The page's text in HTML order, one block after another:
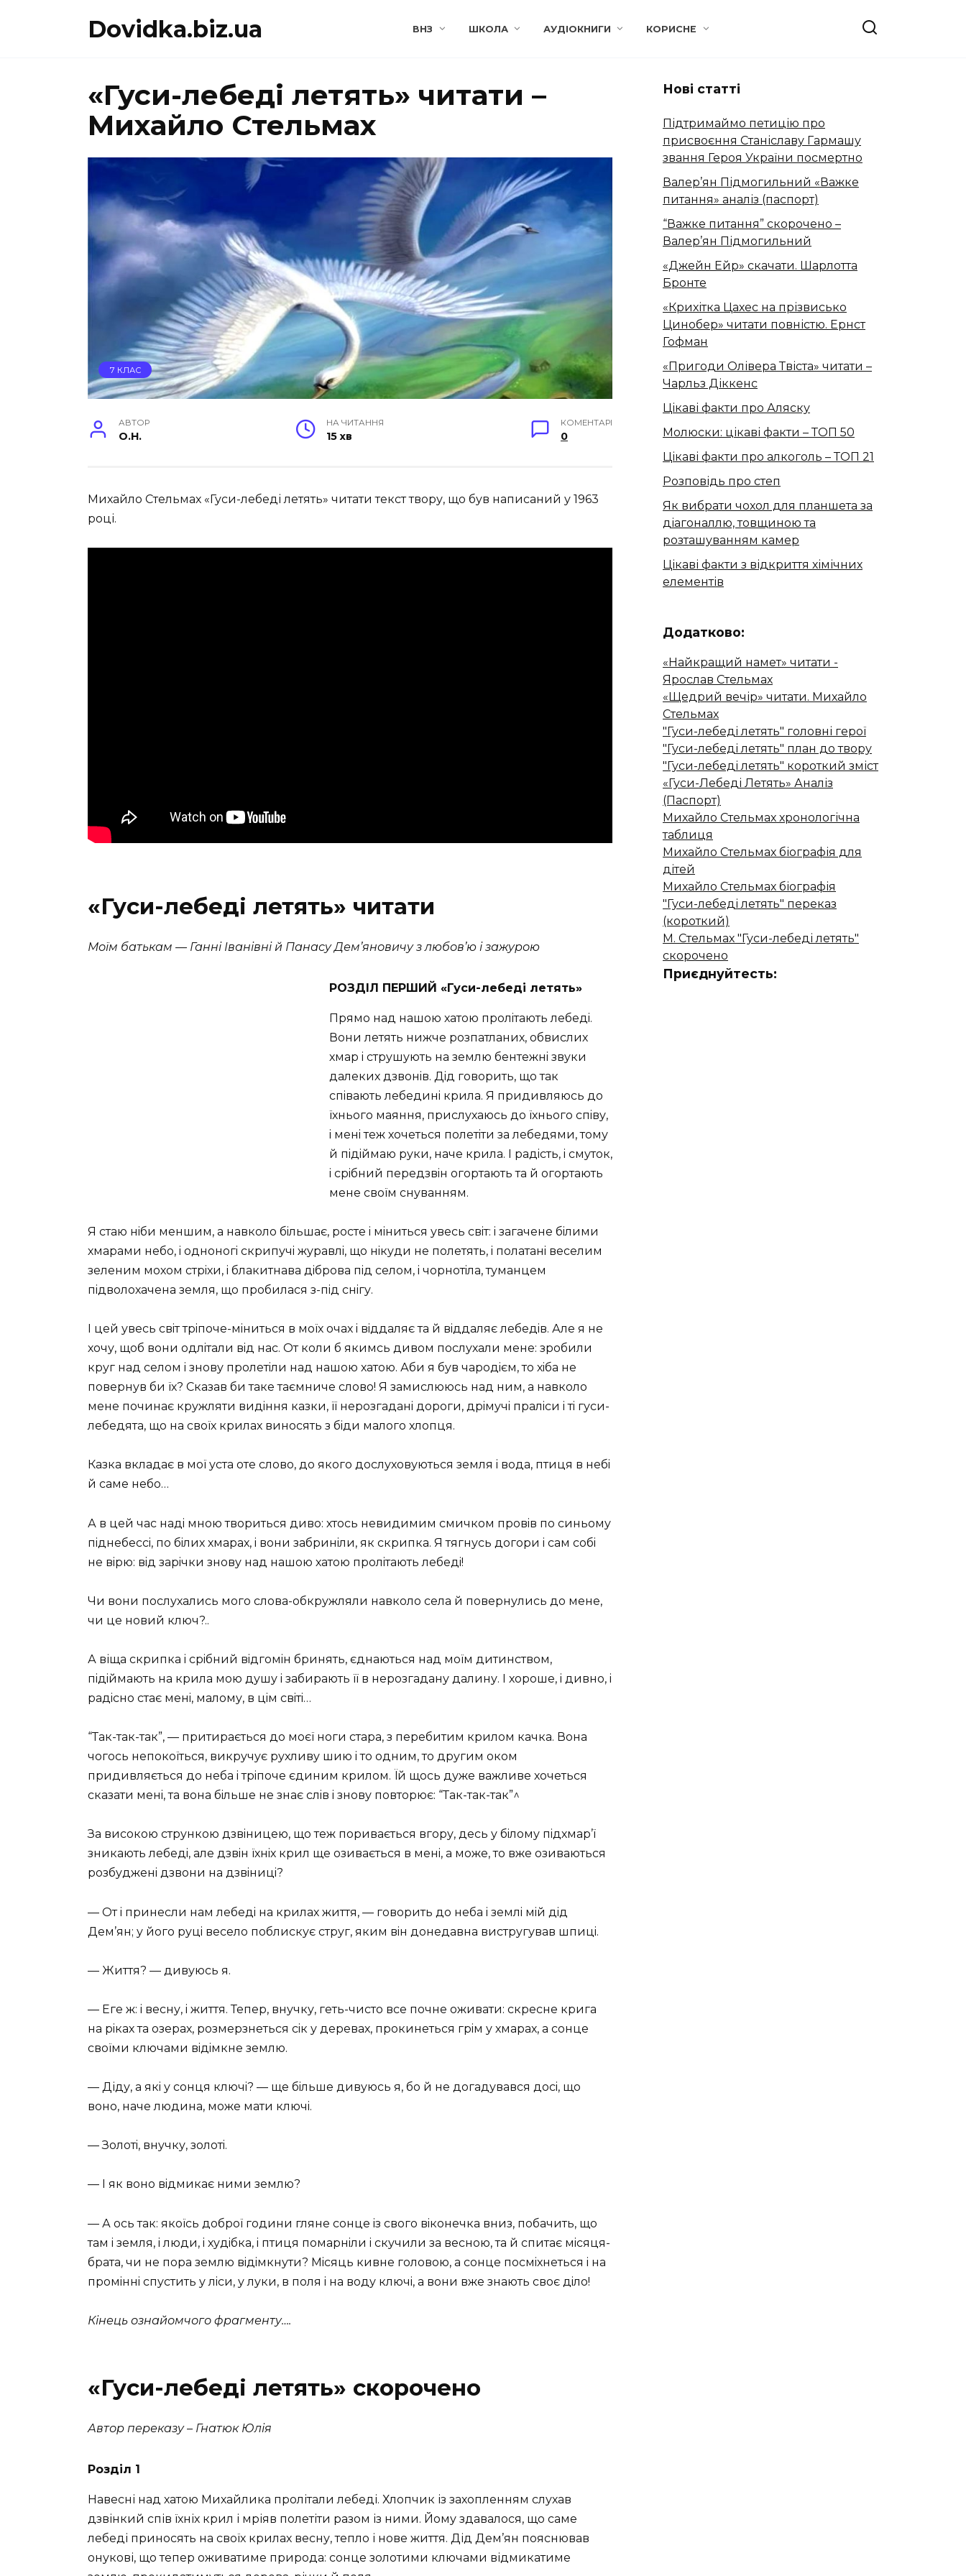
Dovidka.biz.ua ВНЗ ШКОЛА АУДІОКНИГИ КОРИСНЕ
«Гуси-лебеді летять» читати –
Михайло Стельмах
7 КЛАС
АВТОР
O.H.
НА ЧИТАННЯ
15 хв
КОМЕНТАРІ
0
Михайло Стельмах «Гуси-лебеді летять» читати текст твору, що був написаний у 1963
році.
«Гуси-лебеді летять» читати
Моїм батькам — Ганнi Iванiвнiй Панасу Дем’яновичу з любов’ю i зажурою
РОЗДIЛ ПЕРШИЙ «Гуси-лебеді летять»
Прямо над нашою хатою пролiтають лебедi.
Вони летять нижче розпатланих, обвислих
хмар i струшують на землю бентежнi звуки
далеких дзвонiв. Дiд говорить, що так
спiвають лебединi крила. Я придивляюсь до
їхнього маяння, прислухаюсь до їхнього спiву,
i менi теж хочеться полетiти за лебедями, тому
й пiдiймаю руки, наче крила. I радiсть, i смуток,
i срiбний передзвiн огортають та й огортають
мене своїм снуванням.
Я стаю нiби меншим, а навколо бiльшає, росте i мiниться увесь свiт: i загачене бiлими
хмарами небо, i одноногi скрипучi журавлi, що нiкуди не полетять, i полатанi веселим
зеленим мохом стрiхи, i блакитнава дiброва пiд селом, i чорнотiла, туманцем
пiдволохачена земля, що пробилася з-пiд снiгу.
I цей увесь свiт трiпоче-мiниться в моїх очах i вiддаляє та й вiддаляє лебедiв. Але я не
хочу, щоб вони одлiтали вiд нас. От коли б якимсь дивом послухали мене: зробили
круг над селом i знову пролетiли над нашою хатою. Аби я був чародiєм, то хiба не
повернув би їх? Сказав би таке таємниче слово! Я замислююсь над ним, а навколо
мене починає кружляти видiння казки, її нерозгаданi дороги, дрiмучi пралiси i тi гуси-
лебедята, що на своїх крилах виносять з бiди малого хлопця.
Казка вкладає в мої уста оте слово, до якого дослуховуються земля i вода, птиця в небi
й саме небо…
А в цей час надi мною твориться диво: хтось невидимим смичком провiв по синьому
пiднебессi, по бiлих хмарах, i вони забринiли, як скрипка. Я тягнусь догори i сам собi
не вiрю: вiд зарiчки знову над нашою хатою пролiтають лебедi!
Чи вони послухались мого слова-обкружляли навколо села й повернулись до мене,
чи це новий ключ?..
А віща скрипка i срiбний вiдгомiн бринять, єднаються над моїм дитинством,
пiдiймають на крила мою душу i забирають її в нерозгадану далину. I хороше, i дивно, i
радiсно стає менi, малому, в цiм свiтi…
“Так-так-так”, — притирається до моєї ноги стара, з перебитим крилом качка. Вона
чогось непокоїться, викручує рухливу шию i то одним, то другим оком
придивляється до неба i трiпоче єдиним крилом. Їй щось дуже важливе хочеться
сказати менi, та вона бiльше не знає слiв i знову повторює: “Так-так-так”^
За високою стрункою дзвiницею, що теж поривається вгору, десь у бiлому пiдхмар’ї
зникають лебедi, але дзвiн їхнiх крил ще озивається в менi, а може, то вже озиваються
розбудженi дзвони на дзвiницi?
— От i принесли нам лебедi на крилах життя, — говорить до неба i землi мiй дiд
Дем’ян; у його руцi весело поблискує струг, яким вiн донедавна вистругував шпицi.
— Життя? — дивуюсь я.
— Еге ж: i весну, i життя. Тепер, внучку, геть-чисто все почне оживати: скресне крига
на рiках та озерах, розмерзнеться сiк у деревах, прокинеться грiм у хмарах, а сонце
своїми ключами вiдiмкне землю.
— Діду, а якi у сонця ключi? — ще бiльше дивуюсь я, бо й не догадувався досi, що
воно, наче людина, може мати ключi.
— Золотi, внучку, золотi.
— I як воно вiдмикає ними землю?
— А ось так: якоїсь доброї години гляне сонце iз свого вiконечка вниз, побачить, що
там i земля, i люди, i худiбка, i птиця помарнiли i скучили за весною, та й спитає мiсяця-
брата, чи не пора землю вiдiмкнути? Мiсяць кивне головою, а сонце посмiхнеться i на
промiннi спустить у лiси, у луки, в поля i на воду ключi, а вони вже знають своє дiло!
Кінець ознайомчого фрагменту….
«Гуси-лебеді летять» скорочено
Автор переказу – Гнатюк Юлія
Розділ 1
Навесні над хатою Михайлика пролітали лебеді. Хлопчик із захопленням слухав
дзвінкий спів їхніх крил і мріяв полетіти разом із ними. Йому здавалося, що саме
лебеді приносять на своїх крилах весну, тепло і нове життя. Дід Дем’ян пояснював
онукові, що тепер оживатиме природа: сонце золотими ключами відмикатиме
Нові статті
Підтримаймо петицію про
присвоєння Станіславу Гармашу
звання Героя України посмертно
Валер’ян Підмогильний «Важке
питання» аналіз (паспорт)
“Важке питання” скорочено –
Валер’ян Підмогильний
«Джейн Ейр» скачати. Шарлотта
Бронте
«Крихітка Цахес на прізвисько
Цинобер» читати повністю. Ернст
Гофман
«Пригоди Олівера Твіста» читати –
Чарльз Діккенс
Цікаві факти про Аляску
Молюски: цікаві факти – ТОП 50
Цікаві факти про алкоголь – ТОП 21
Розповідь про степ
Як вибрати чохол для планшета за
діагоналлю, товщиною та
розташуванням камер
Цікаві факти з відкриття хімічних
елементів
Додатково:
«Найкращий намет» читати -
Ярослав Стельмах
«Щедрий вечір» читати. Михайло
Стельмах
"Гуси-лебеді летять" головні герої
"Гуси-лебеді летять" план до твору
"Гуси-лебеді летять" короткий зміст
«Гуси-Лебеді Летять» Аналіз
(Паспорт)
Михайло Стельмах хронологічна
таблиця
Михайло Стельмах біографія для
дітей
Михайло Стельмах біографія
"Гуси-лебеді летять" переказ
(короткий)
М. Стельмах "Гуси-лебеді летять"
скорочено
Приєднуйтесть: